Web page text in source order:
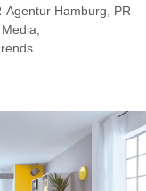
Agentur Hamburg
PR-